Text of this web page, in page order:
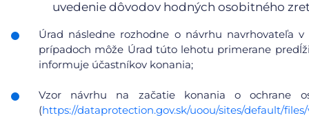
uvedenie dôvodov hodných osobitného
Úrad následne rozhodne o návrhu navrhovateľa
prípadoch môže Úrad túto lehotu primerane
informuje účastníkov konania;
Vzor návrhu na začatie konania o ochrane
(https://dataprotection.gov.sk/uoou/sites/default/